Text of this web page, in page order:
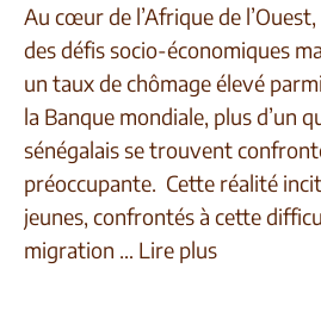
Au cœur de l’Afrique de
des défis socio-économiques
un taux de chômage élevé
la Banque mondiale, plus d’un
sénégalais se trouvent
préoccupante. Cette réalité
jeunes, confrontés à cette
migration … Lire plus